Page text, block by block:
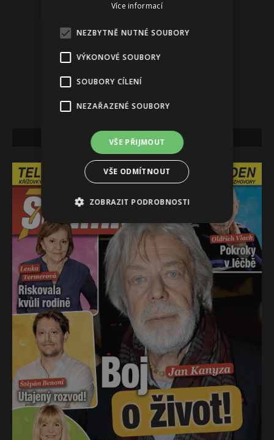
NEJNOVĚJŠÍ VYDÁNÍ
Více informací
NEZBYTNĚ NUTNÉ SOUBORY
VÝKONOVÉ SOUBORY
SOUBORY CÍLENÍ
NEZAŘAZENÉ SOUBORY
VŠE PŘIJMOUT
VŠE ODMÍTNOUT
ZOBRAZIT PODROBNOSTI